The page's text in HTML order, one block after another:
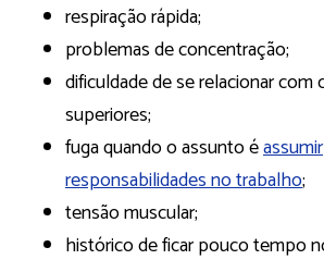
respiração rápida;
problemas de concentração;
dificuldade de se relacionar com
superiores;
fuga quando o assunto éassumir
responsabilidades no trabalho;
tensão muscular;
histórico de ficar pouco tempo